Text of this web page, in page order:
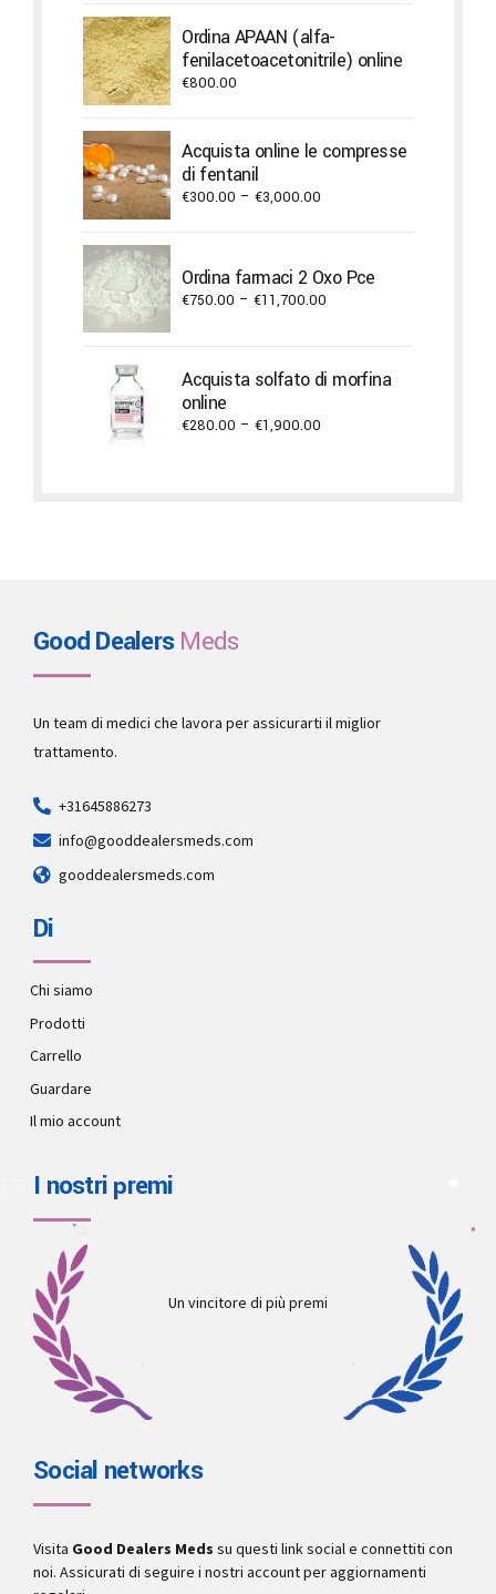
Ordina APAAN (alfa-
fenilacetoacetonitrile) online
€800.00
Acquista online le compresse
di fentanil
€300.00 – €3,000.00
through
€3,000.00
Ordina farmaci 2 Oxo Pce
€750.00 – €11,700.00
through
€11,700.00
Acquista solfato di morfina
online
€280.00 – €1,900.00
Good DealersMeds
Un team di medici che lavora per assicurarti il miglior
trattamento.
+31645886273
info@gooddealersmeds.com
gooddealersmeds.com
Di
Chi siamo
Prodotti
Carrello
Guardare
Il mio account
I nostri premi
Un vincitore di più premi
Social networks
Visita Good Dealers Meds su questi link social e connettiti con
noi. Assicurati di seguire i nostri account per aggiornamenti